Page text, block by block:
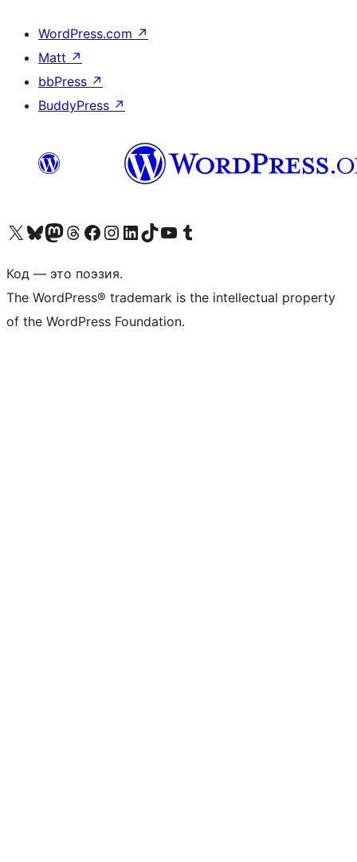
WordPress.com ↗
Matt ↗
bbPress ↗
BuddyPress ↗
Посетите нас в X (ранее Twitter)
Посетите нашу учётную запись в Bluesky
Посетите нашу ленту в Mastodon
Посетите нашу учётную запись в Threads
Посетите нашу страницу на Facebook
Посетите наш Instagram
Посетите нашу страницу в LinkedIn
Посетите нашу учётную запись в TikTok
Посетите наш канал YouTube
Посетите нашу учётную запись в Tumblr
Код — это поэзия.
The WordPress® trademark is the intellectual property
of the WordPress Foundation.